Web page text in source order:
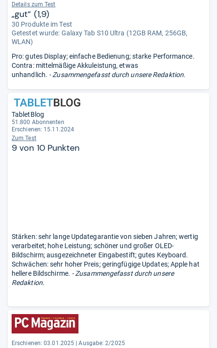
Details zum Test
„gut“ (1,9)
30 Produkte im Test
Getestet wurde: Galaxy Tab S10 Ultra (12GB RAM, 256GB,
WLAN)
Pro: gutes Display; einfache Bedienung; starke Performance.
Contra: mittelmäßige Akkuleistung, etwas
unhandlich. - Zusammengefasst durch unsere Redaktion.
TabletBlog
51.800 Abonnenten
Erschienen: 15.11.2024
Zum Test
9 von 10 Punkten
Stärken: sehr lange Updategarantie von sieben Jahren; wertig
verarbeitet; hohe Leistung; schöner und großer OLED-
Bildschirm; ausgezeichneter Eingabestift; gutes Keyboard.
Schwächen: sehr hoher Preis; geringfügige Updates; Apple hat
hellere Bildschirme. - Zusammengefasst durch unsere
Redaktion.
Erschienen: 03.01.2025
Ausgabe: 2/2025